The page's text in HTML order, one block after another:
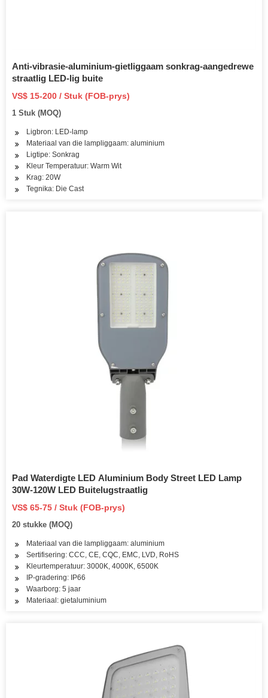
Anti-vibrasie-aluminium-gietliggaam sonkrag-aangedrewe
straatlig LED-lig buite
VS$ 15-200 / Stuk (FOB-prys)
1 Stuk (MOQ)
Ligbron: LED-lamp
Materiaal van die lampliggaam: aluminium
Ligtipe: Sonkrag
Kleur Temperatuur: Warm Wit
Krag: 20W
Tegnika: Die Cast
Pad Waterdigte LED Aluminium Body Street LED Lamp
30W-120W LED Buitelugstraatlig
VS$ 65-75 / Stuk (FOB-prys)
20 stukke (MOQ)
Materiaal van die lampliggaam: aluminium
Sertifisering: CCC, CE, CQC, EMC, LVD, RoHS
Kleurtemperatuur: 3000K, 4000K, 6500K
IP-gradering: IP66
Waarborg: 5 jaar
Materiaal: gietaluminium